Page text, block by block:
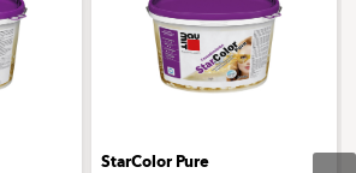
StarColor Pure